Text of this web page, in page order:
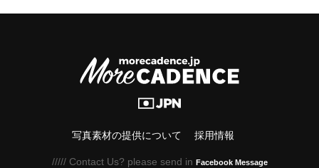
写真素材の提供について 採用情報
///// Contact Us? please send in Facebook Message